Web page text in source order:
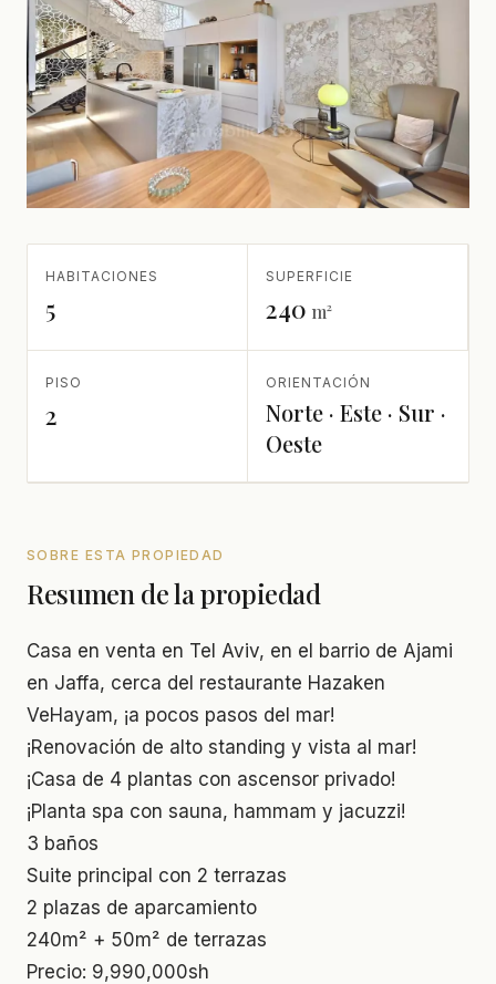
HABITACIONES
5
SUPERFICIE
240 m²
PISO
2
ORIENTACIÓN
Norte · Este · Sur ·
Oeste
SOBRE ESTA PROPIEDAD
Resumen de la propiedad
Casa en venta en Tel Aviv, en el barrio de Ajami
en Jaffa, cerca del restaurante Hazaken
VeHayam, ¡a pocos pasos del mar!
¡Renovación de alto standing y vista al mar!
¡Casa de 4 plantas con ascensor privado!
¡Planta spa con sauna, hammam y jacuzzi!
3 baños
Suite principal con 2 terrazas
2 plazas de aparcamiento
240m² + 50m² de terrazas
Precio: 9,990,000sh